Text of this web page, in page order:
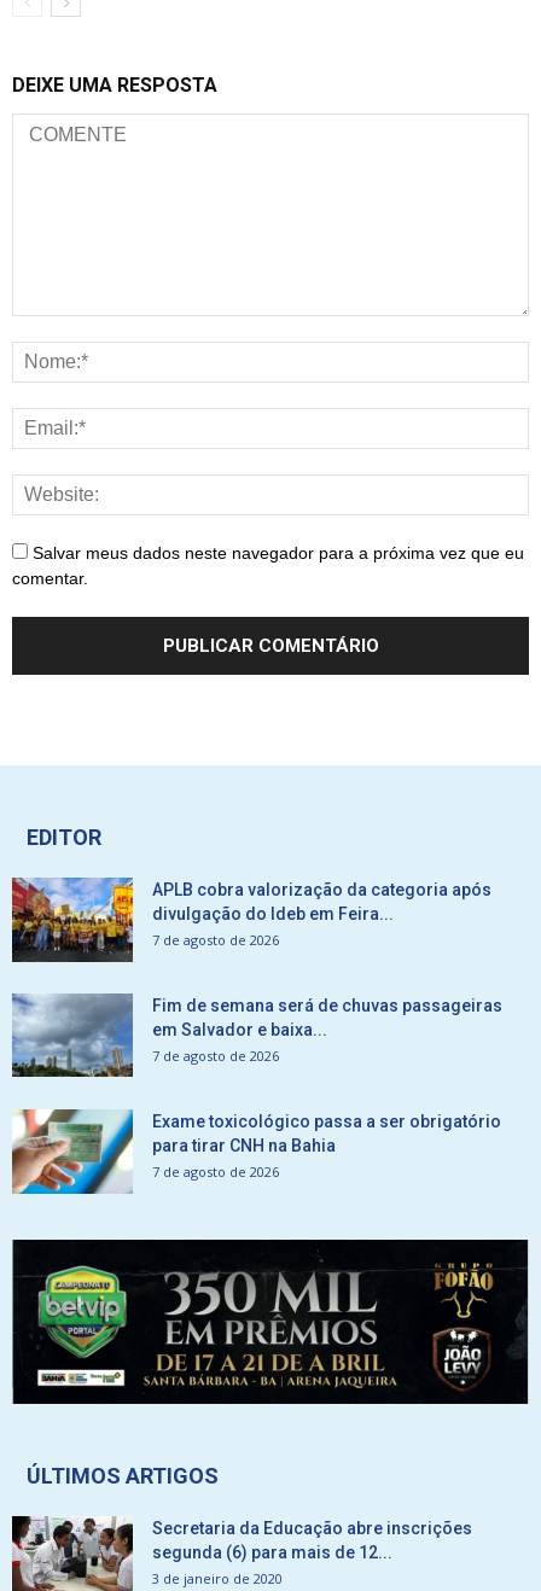
DEIXE UMA RESPOSTA
Salvar meus dados neste navegador para a próxima vez que eu
comentar.
EDITOR
APLB cobra valorização da categoria após
divulgação do Ideb em Feira...
7 de agosto de 2026
Fim de semana será de chuvas passageiras
em Salvador e baixa...
7 de agosto de 2026
Exame toxicológico passa a ser obrigatório
para tirar CNH na Bahia
7 de agosto de 2026
ÚLTIMOS ARTIGOS
Secretaria da Educação abre inscrições
segunda (6) para mais de 12...
3 de janeiro de 2020